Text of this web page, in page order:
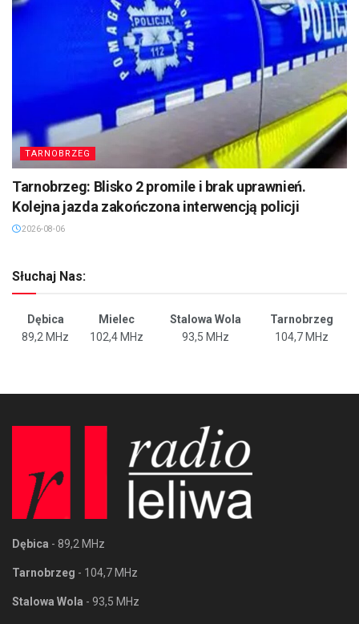
TARNOBRZEG
Tarnobrzeg: Blisko 2 promile i brak uprawnień.
Kolejna jazda zakończona interwencją policji
2026-08-06
Słuchaj Nas:
Dębica Mielec Stalowa Wola
Tarnobrzeg
89,2 MHz
102,4 MHz 93,5 MHz 104,7 MHz
Dębica - 89,2 MHz
Tarnobrzeg - 104,7 MHz
Stalowa Wola - 93,5 MHz